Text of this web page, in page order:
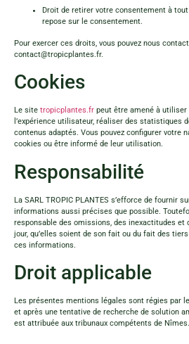
Droit de retirer votre consentement à
repose sur le consentement.
Pour exercer ces droits, vous pouvez nous
contact@tropicplantes.fr.
Cookies
Le site tropicplantes.fr peut être amené à
l’expérience utilisateur, réaliser des statistiques
contenus adaptés. Vous pouvez configurer votre
cookies ou être informé de leur utilisation.
Responsabilité
La SARL TROPIC PLANTES s’efforce de fournir
informations aussi précises que possible.
responsable des omissions, des inexactitudes et
jour, qu’elles soient de son fait ou du fait des
ces informations.
Droit applicable
Les présentes mentions légales sont régies par
et après une tentative de recherche de solution
est attribuée aux tribunaux compétents de Nîmes.